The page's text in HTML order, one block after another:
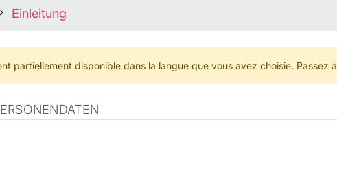
Einleitung
partiellement disponible dans la langue que vous avez choisie. Passez à